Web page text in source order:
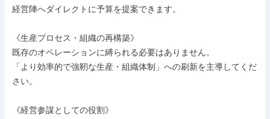
経営陣へダイレクトに予算を提案できます。
《生産プロセス・組織の再構築》
既存のオペレーションに縛られる必要はありません。
「より効率的で強靭な生産・組織体制」への刷新を主導してくだ
さい。
《経営参謀としての役割》